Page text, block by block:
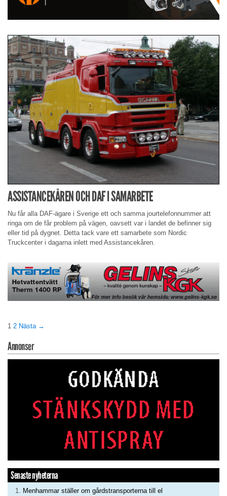
ASSISTANCEKÅREN OCH DAF I SAMARBETE
Nu får alla DAF-ägare i Sverige ett och samma jourtelefonnummer att
ringa om de får problem på vägen, oavsett var i landet de befinner sig
eller tid på dygnet. Detta tack vare ett samarbete som Nordic
Truckcenter i dagarna inlett med Assistancekåren.
1 2 Nästa →
Annonser
Senaste nyheterna
Menhammar ställer om gårdstransporterna till el